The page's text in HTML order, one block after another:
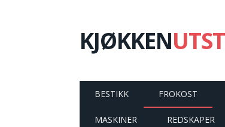
KJØKKEN
BESTIKK FROKOST
MASKINER REDSKAPER